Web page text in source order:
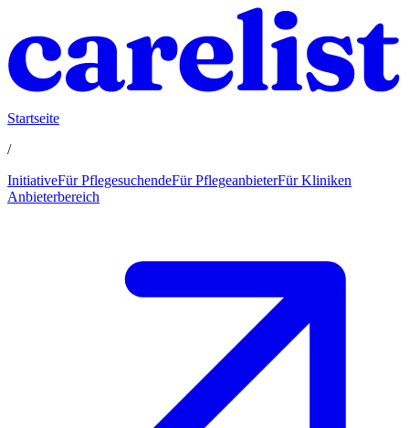
Startseite
/
InitiativeFür PflegesuchendeFür PflegeanbieterFür Kliniken
Anbieterbereich